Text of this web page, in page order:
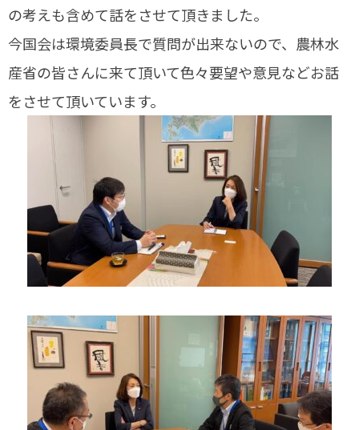
の考えも含めて話をさせて頂きました。
今国会は環境委員長で質問が出来ないので、農林水
産省の皆さんに来て頂いて色々要望や意見などお話
をさせて頂いています。